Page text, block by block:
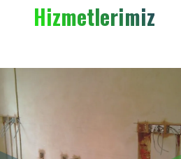
Hizmetlerimiz